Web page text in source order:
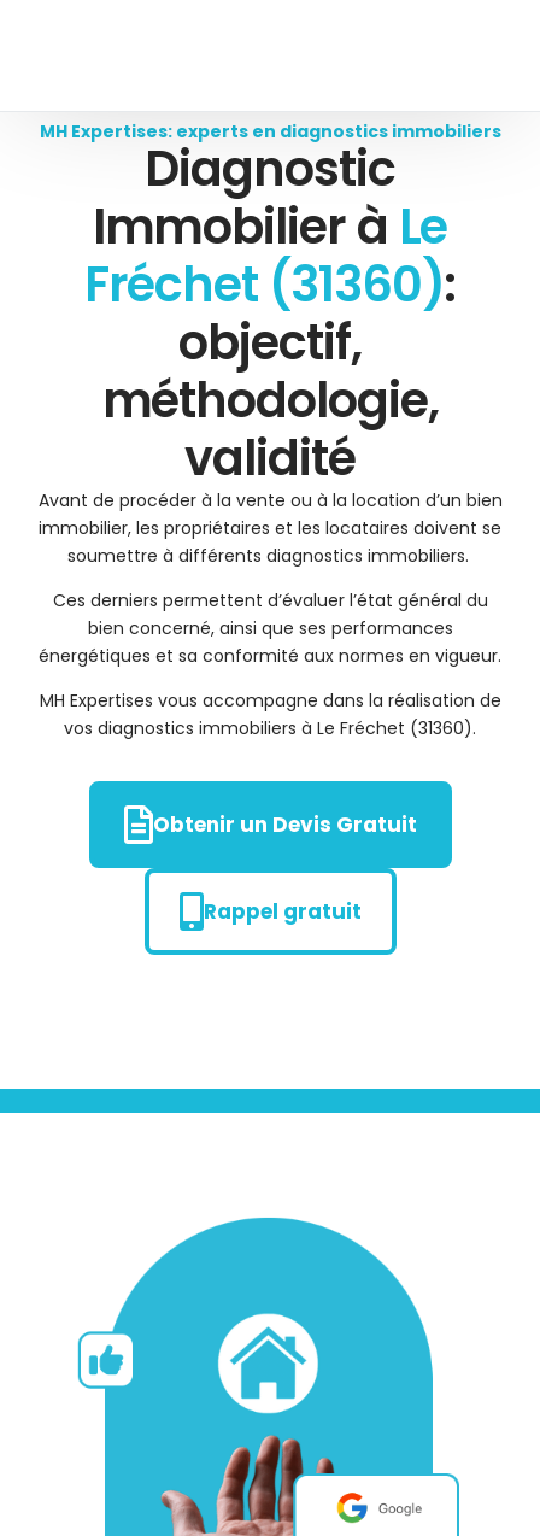
MH Expertises: experts en diagnostics immobiliers
Diagnostic
Immobilier à Le
Fréchet (31360):
objectif,
méthodologie,
validité
Avant de procéder à la vente ou à la location d’un bien
immobilier, les propriétaires et les locataires doivent se
soumettre à différents diagnostics immobiliers.
Ces derniers permettent d’évaluer l’état général du
bien concerné, ainsi que ses performances
énergétiques et sa conformité aux normes en vigueur.
MH Expertises vous accompagne dans la réalisation de
vos diagnostics immobiliers à Le Fréchet (31360).
Obtenir un Devis Gratuit
Rappel gratuit